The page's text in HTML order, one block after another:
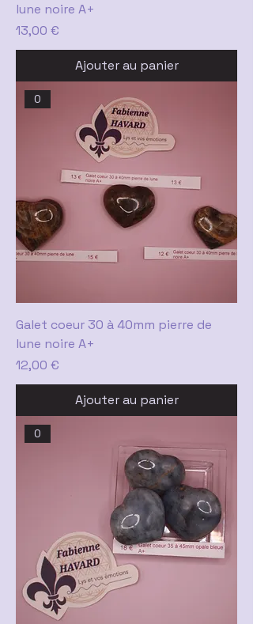
lune noire A+
Prix
13,00 €
Ajouter au panier
0
Galet coeur 30 à 40mm pierre de
lune noire A+
Prix
12,00 €
Ajouter au panier
0